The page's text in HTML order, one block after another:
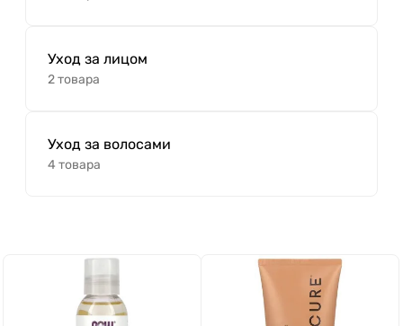
Уход за лицом
2 товара
Уход за волосами
4 товара